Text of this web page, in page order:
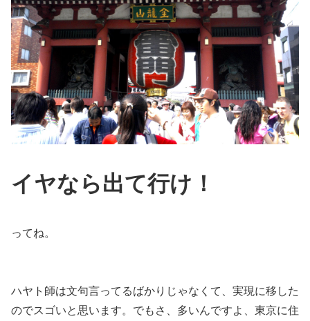
イヤなら出て行け！
ってね。
ハヤト師は文句言ってるばかりじゃなくて、実現に移した
のでスゴいと思います。でもさ、多いんですよ、東京に住